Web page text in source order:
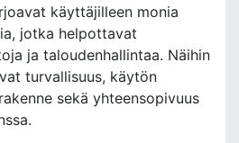
käyttäjilleen monia
jotka helpottavat
ja taloudenhallintaa. Näihin
turvallisuus, käytön
sekä yhteensopivuus